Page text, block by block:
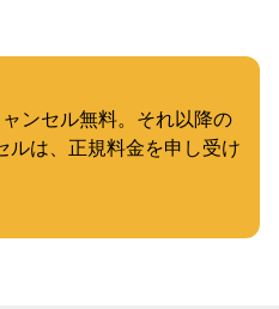
ンセル無料。それ以降の
ルは、正規料金を申し受け